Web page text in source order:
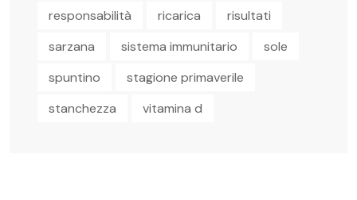
responsabilità
ricarica
risultati
sarzana
sistema immunitario
sole
spuntino
stagione primaverile
stanchezza
vitamina d